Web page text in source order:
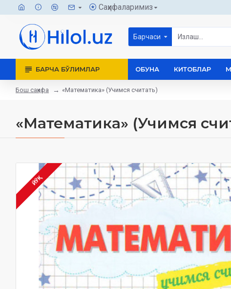
Саҳифаларимиз
Барчаси
БАРЧА БЎЛИМЛАР ОБУНА КИТОБЛАР
Бош саҳифа «Математика» (Учимся считать)
«Математика» (Учимся
ЙЎҚ